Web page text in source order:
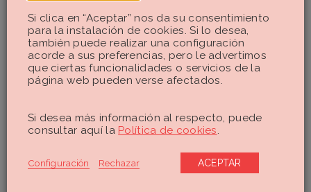
Si clica en “Aceptar” nos da su consentimiento
para la instalación de cookies. Si lo desea,
también puede realizar una configuración
acorde a sus preferencias, pero le advertimos
que ciertas funcionalidades o servicios de la
página web pueden verse afectados.
Si desea más información al respecto, puede
consultar aquí la Política de cookies
Configuración Rechazar ACEPTAR